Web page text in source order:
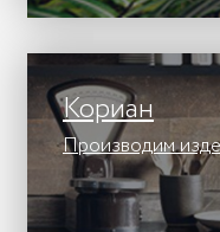
Кориан
Производим